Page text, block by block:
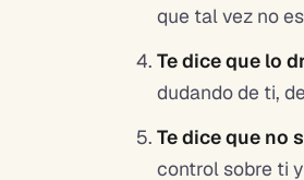
que tal vez no
Te dice que lo
dudando de ti,
Te dice que no
control sobre ti